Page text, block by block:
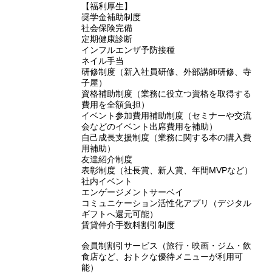
【福利厚生】
奨学金補助制度
社会保険完備
定期健康診断
インフルエンザ予防接種
ネイル手当
研修制度（新入社員研修、外部講師研修、寺
子屋）
資格補助制度（業務に役立つ資格を取得する
費用を全額負担）
イベント参加費用補助制度（セミナーや交流
会などのイベント出席費用を補助）
自己成長支援制度（業務に関する本の購入費
用補助）
友達紹介制度
表彰制度（社長賞、新人賞、年間MVPなど）
社内イベント
エンゲージメントサーベイ
コミュニケーション活性化アプリ（デジタル
ギフトへ還元可能）
賃貸仲介手数料割引制度
会員制割引サービス（旅行・映画・ジム・飲
食店など、おトクな優待メニューが利用可
能）